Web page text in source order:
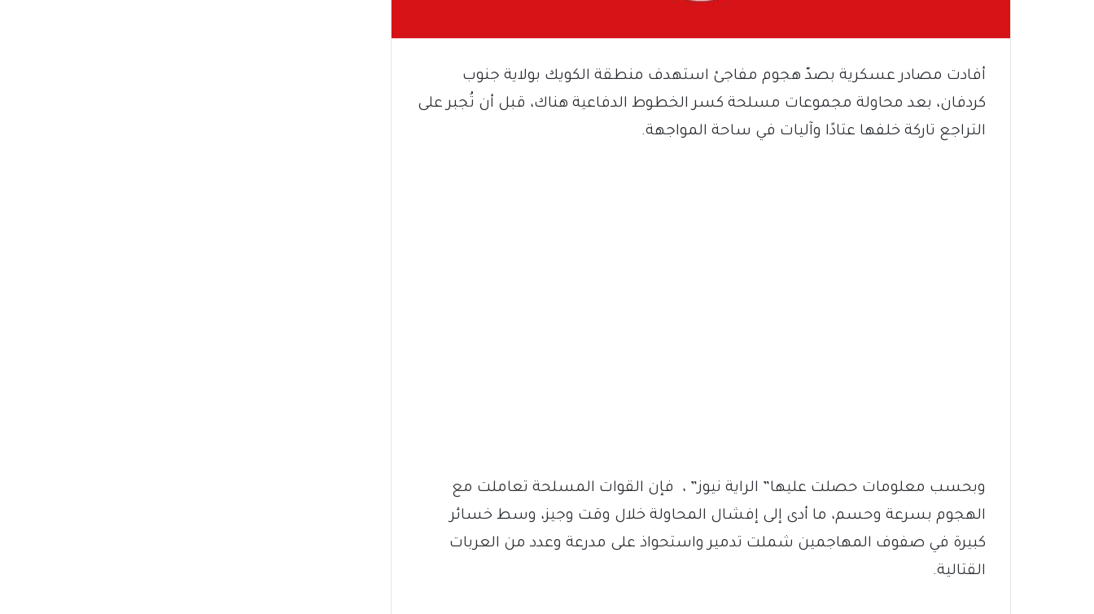
أفادت مصادر عسكرية بصدّ هجوم مفاجئ استهدف منطقة الكويك بولاية جنوب
كردفان، بعد محاولة مجموعات مسلحة كسر الخطوط الدفاعية هناك، قبل أن تُجبر على
التراجع تاركة خلفها عتادًا وآليات في ساحة المواجهة.
وبحسب معلومات حصلت عليها” الراية نيوز” ، فإن القوات المسلحة تعاملت مع
الهجوم بسرعة وحسم، ما أدى إلى إفشال المحاولة خلال وقت وجيز، وسط خسائر
كبيرة في صفوف المهاجمين شملت تدمير واستحواذ على مدرعة وعدد من العربات
القتالية.